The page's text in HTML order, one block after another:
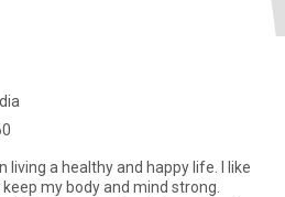
living a healthy and happy life. I like
my body and mind strong.